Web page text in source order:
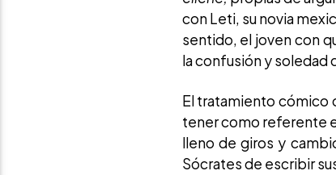
con Leti, su novia
sentido, el joven con
la confusión y soledad
El tratamiento cómico
tener como referente
lleno de giros y
Sócrates de escribir